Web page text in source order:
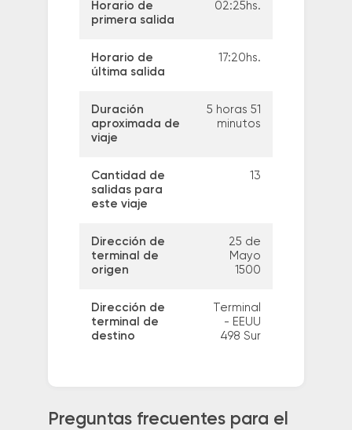
Horario de
primera salida
02:25hs.
Horario de
última salida
17:20hs.
Duración
aproximada de
viaje
5 horas 51
minutos
Cantidad de
salidas para
este viaje
13
Dirección de
terminal de
origen
25 de
Mayo
1500
Dirección de
terminal de
destino
Terminal
- EEUU
498 Sur
Preguntas frecuentes para el